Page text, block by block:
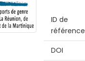
ID de
référence
DOI